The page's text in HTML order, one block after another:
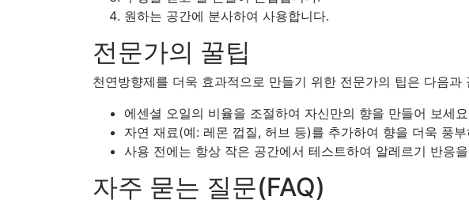
원하는 공간에 분사하여 사용합니다.
전문가의 꿀팁
천연방향제를 더욱 효과적으로 만들기 위한 전문가의 팁은 다음과
에센셜 오일의 비율을 조절하여 자신만의 향을 만들어 보세
자연 재료(예: 레몬 껍질, 허브 등)를 추가하여 향을 더욱 풍
사용 전에는 항상 작은 공간에서 테스트하여 알레르기 반응
자주 묻는 질문(FAQ)